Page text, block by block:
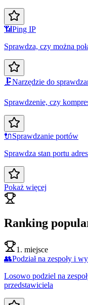
📶 Ping IP
Sprawdza, czy można
🗜️Narzędzie do
Sprawdzenie, czy
🔌Sprawdzanie portów
Sprawdza stan portu
Pokaż więcej
Ranking
1. miejsce
👥Podział na zespoły i
Losowo podziel na
przedstawiciela